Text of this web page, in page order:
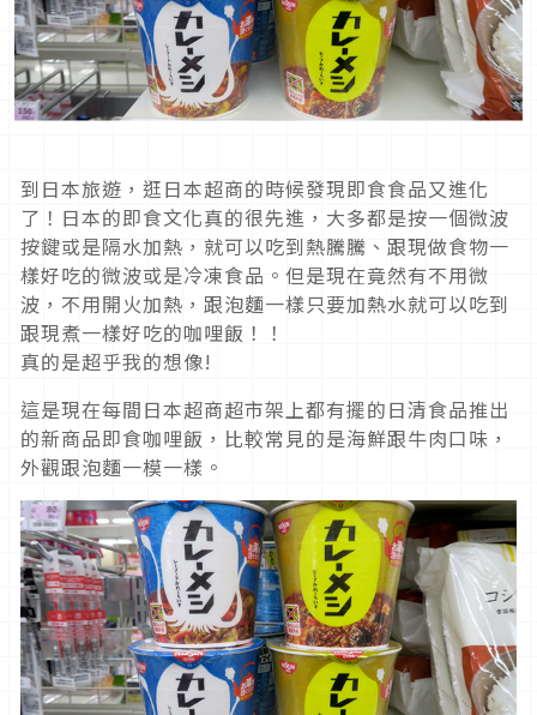
到日本旅遊，逛日本超商的時候發現即食食品又進化
了！日本的即食文化真的很先進，大多都是按一個微波
按鍵或是隔水加熱，就可以吃到熱騰騰、跟現做食物一
樣好吃的微波或是冷凍食品。但是現在竟然有不用微
波，不用開火加熱，跟泡麵一樣只要加熱水就可以吃到
跟現煮一樣好吃的咖哩飯！！
真的是超乎我的想像!
這是現在每間日本超商超市架上都有擺的日清食品推出
的新商品即食咖哩飯，比較常見的是海鮮跟牛肉口味，
外觀跟泡麵一模一樣。